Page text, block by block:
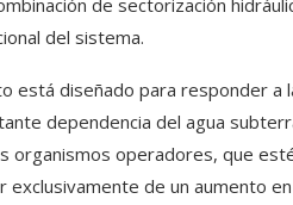
de sectorización
del sistema.
diseñado para responder a
dependencia del agua
operadores, que
de un aumento